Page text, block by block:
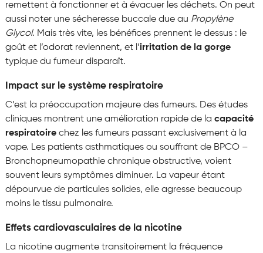
remettent à fonctionner et à évacuer les déchets. On peut
aussi noter une sécheresse buccale due au Propylène
Glycol. Mais très vite, les bénéfices prennent le dessus : le
goût et l’odorat reviennent, et l’irritation de la gorge
typique du fumeur disparaît.
Impact sur le système respiratoire
C’est la préoccupation majeure des fumeurs. Des études
cliniques montrent une amélioration rapide de la capacité
respiratoirechez les fumeurs passant exclusivement à la
vape. Les patients asthmatiques ou souffrant de BPCO –
Bronchopneumopathie chronique obstructive, voient
souvent leurs symptômes diminuer. La vapeur étant
dépourvue de particules solides, elle agresse beaucoup
moins le tissu pulmonaire.
Effets cardiovasculaires de la nicotine
La nicotine augmente transitoirement la fréquence